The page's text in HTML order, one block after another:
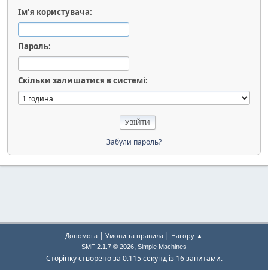
Ім'я користувача:
Пароль:
Скільки залишатися в системі:
Забули пароль?
Допомога | Умови та правила | Нагору ▲
SMF 2.1.7 © 2026, Simple Machines
Сторінку створено за 0.115 секунд із 16 запитами.